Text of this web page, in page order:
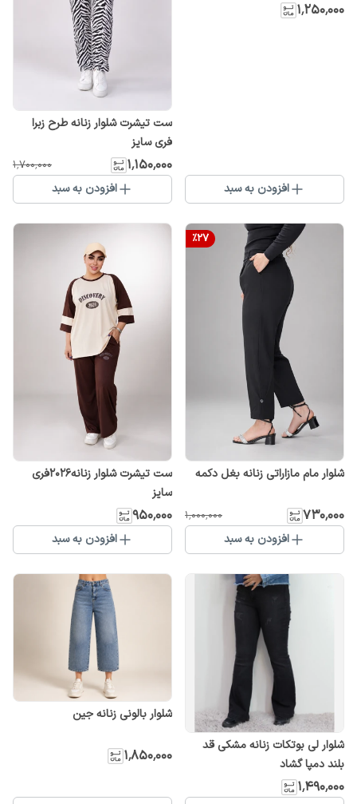
۱٬۲۵۰٬۰۰۰
افزودن به سبد
ست تیشرت شلوار زنانه طرح زبرا
فری سایز
۱٬۱۵۰٬۰۰۰ ۱٬۷۰۰٬۰۰۰
افزودن به سبد
%27
شلوار مام مازاراتی زنانه بغل دکمه
۷۳۰٬۰۰۰ ۱٬۰۰۰٬۰۰۰
افزودن به سبد
ست تیشرت شلوار زنانه2026فری
سایز
۹۵۰٬۰۰۰
افزودن به سبد
شلوار لی بوتکات زنانه مشکی قد
بلند دمپا گشاد
۱٬۴۹۰٬۰۰۰
شلوار بالونی زنانه جین
۱٬۸۵۰٬۰۰۰